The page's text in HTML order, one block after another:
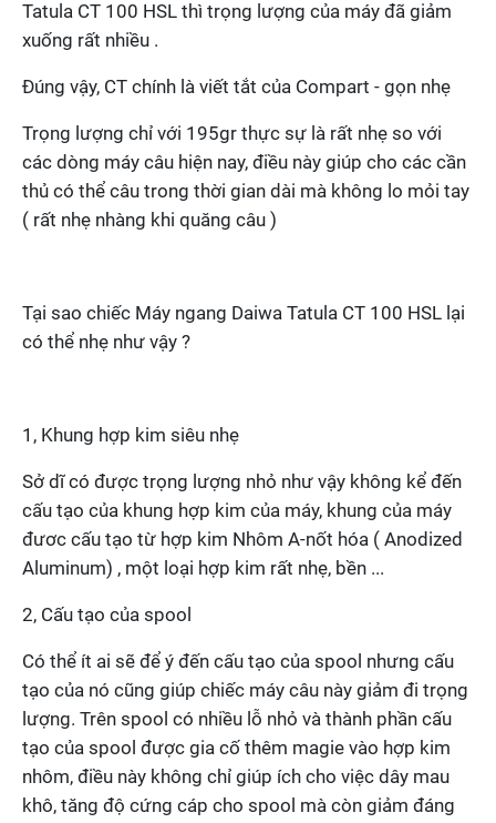
Tatula CT 100 HSL thì trọng lượng của máy đã giảm
xuống rất nhiều .
Đúng vậy, CT chính là viết tắt của Compart - gọn nhẹ
Trọng lượng chỉ với 195gr thực sự là rất nhẹ so với
các dòng máy câu hiện nay, điều này giúp cho các cần
thủ có thể câu trong thời gian dài mà không lo mỏi tay
( rất nhẹ nhàng khi quăng câu )
Tại sao chiếc Máy ngang Daiwa Tatula CT 100 HSL lại
có thể nhẹ như vậy ?
1, Khung hợp kim siêu nhẹ
Sở dĩ có được trọng lượng nhỏ như vậy không kể đến
cấu tạo của khung hợp kim của máy, khung của máy
đươc cấu tạo từ hợp kim Nhôm A-nốt hóa ( Anodized
Aluminum) , một loại hợp kim rất nhẹ, bền ...
2, Cấu tạo của spool
Có thể ít ai sẽ để ý đến cấu tạo của spool nhưng cấu
tạo của nó cũng giúp chiếc máy câu này giảm đi trọng
lượng. Trên spool có nhiều lỗ nhỏ và thành phần cấu
tạo của spool được gia cố thêm magie vào hợp kim
nhôm, điều này không chỉ giúp ích cho việc dây mau
khô, tăng độ cứng cáp cho spool mà còn giảm đáng